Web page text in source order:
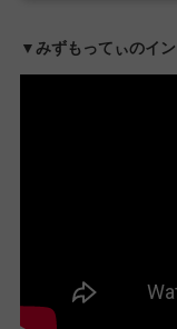
▼みずもってぃのイ